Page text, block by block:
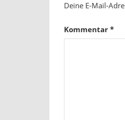
Deine E-Mail-
Kommentar *